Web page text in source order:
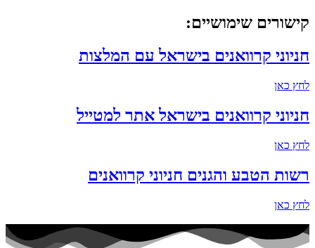
קישורים שימושיים:
חניוני קרוואנים בישראל עם המלצות
לחץ כאן
חניוני קרוואנים בישראל אתר למטייל
לחץ כאן
רשות הטבע והגנים חניוני קרוואנים
לחץ כאן